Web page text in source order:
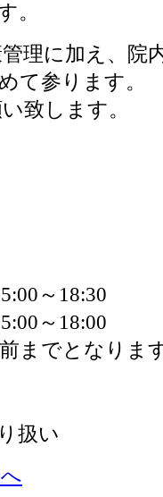
。
理に加え、院
て参ります。
致します。
～18:30
～18:00
までとなりま
扱い